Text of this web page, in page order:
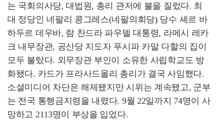
는 국회의사당, 대법원, 총리 관저에 불을 질렀다. 최
대 정당인 네팔리 콩그레스(네팔의회당) 당수 셰르 바
하두르 데우바, 람 찬드라 파우델 대통령, 라메시 레카
크 내무장관, 공산당 지도자 푸시파 카말 다할의 집이
모두 불탔다. 외무장관 부인이 소유한 사립학교도 방
화됐다. 카드가 프라사드올리 총리가 결국 사임했다.
소셜미디어 차단은 해제됐지만 시위는 계속됐고, 군부
는 전국 통행금지령을 내렸다. 9월 22일까지 74명이 사
망하고 2113명이 부상을 입었다.